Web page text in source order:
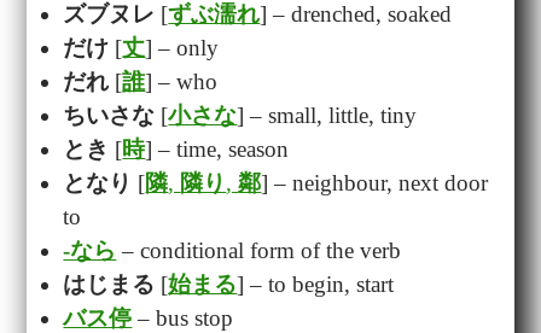
ズブヌレ [ずぶ濡れ] – drenched, soaked
だけ [丈] – only
だれ [誰] – who
ちいさな [小さな] – small, little, tiny
とき [時] – time, season
となり [隣, 隣り ,鄰] – neighbour, next door
to
-なら – conditional form of the verb
はじまる [始まる] – to begin, start
バス停– bus stop